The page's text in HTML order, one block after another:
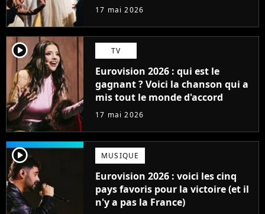
17 mai 2026
player2 TV
Eurovision 2026 : qui est le
gagnant ? Voici la chanson qui a
mis tout le monde d'accord
17 mai 2026
player2 MUSIQUE
Eurovision 2026 : voici les cinq
pays favoris pour la victoire (et il
n'y a pas la France)